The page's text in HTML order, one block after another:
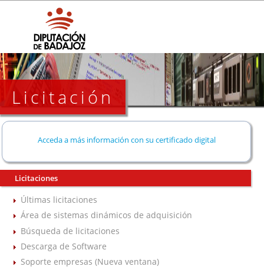
Licitación
Acceda a más información con su certificado digital
Licitaciones
Últimas licitaciones
Área de sistemas dinámicos de adquisición
Búsqueda de licitaciones
Descarga de Software
Soporte empresas (Nueva ventana)